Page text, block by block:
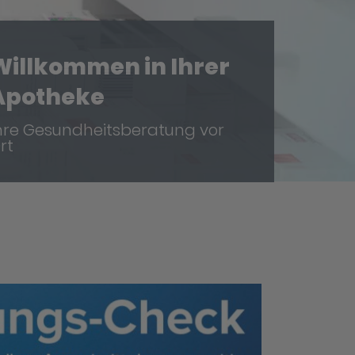
in Ihrer
Gesundheitsberatung vor